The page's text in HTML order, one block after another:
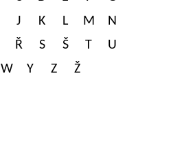
J K L M
N
Ř S Š T
U
W Y Z Ž